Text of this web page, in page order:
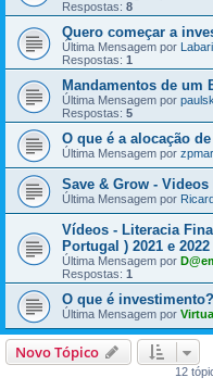
Respostas: 8
Quero começar a
Última Mensagem por
Respostas: 1
Mandamentos de um
Última Mensagem por
Respostas: 5
O que é a alocação
Última Mensagem por
Save & Grow -
Última Mensagem por
Vídeos - Literacia
Portugal ) 2021 e 2022
Última Mensagem por
Respostas: 1
O que é
Última Mensagem por Virtua
Novo Tópico
12